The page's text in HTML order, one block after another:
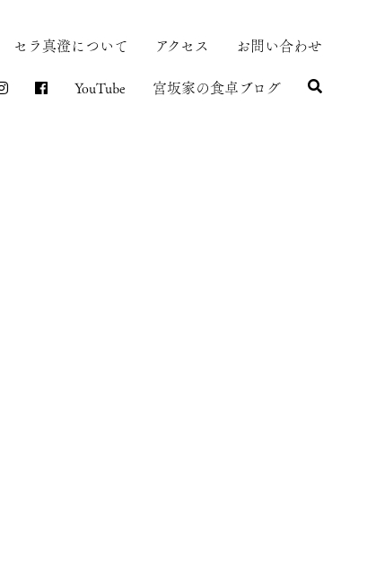
セラ真澄について アクセス お問い合わせ
YouTube 宮坂家の食卓ブログ